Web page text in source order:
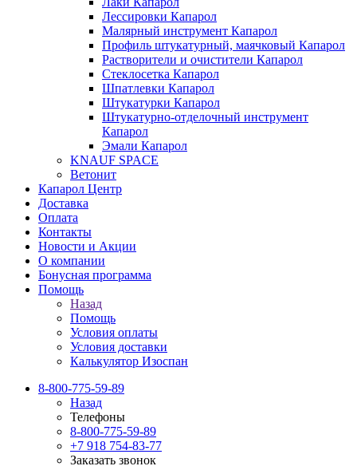
Лессировки Капарол
Малярный инструмент Капарол
Профиль штукатурный, маячковый Капарол
Растворители и очистители Капарол
Cтеклосетка Капарол
Шпатлевки Капарол
Штукатурки Капарол
Штукатурно-отделочный инструмент
Капарол
Эмали Капарол
KNAUF SPACE
Ветонит
Капарол Центр
Доставка
Оплата
Контакты
Новости и Акции
О компании
Бонусная программа
Помощь
Назад
Помощь
Условия оплаты
Условия доставки
Калькулятор Изоспан
8-800-775-59-89
Назад
Телефоны
8-800-775-59-89
+7 918 754-83-77
Заказать звонок